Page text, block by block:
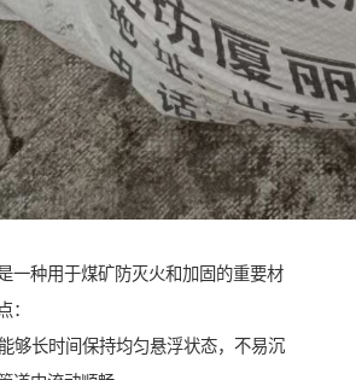
一种用于煤矿防灭火和加固的重要材
：
够长时间保持均匀悬浮状态，不易沉